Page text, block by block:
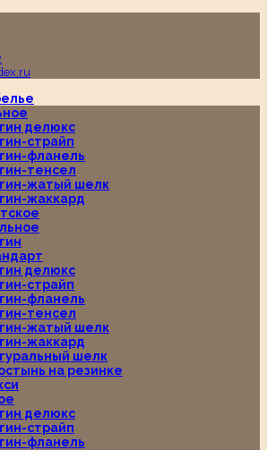
делюкс
страйп
фланель
тенсел
жатый шелк
жаккард
делюкс
страйп
фланель
тенсел
жатый шелк
жаккард
шелк
на резинке
делюкс
страйп
фланель